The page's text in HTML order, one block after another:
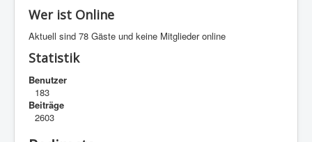
Wer ist Online
Aktuell sind 78 Gäste und keine Mitglieder online
Statistik
Benutzer
183
Beiträge
2603